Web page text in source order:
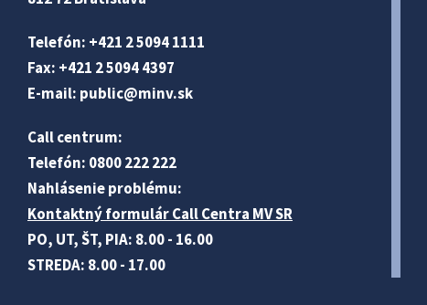
Telefón: +421 2 5094 1111
Fax: +421 2 5094 4397
E-mail: public@minv.sk
Call centrum:
Telefón: 0800 222 222
Nahlásenie problému:
Kontaktný formulár Call Centra MV SR
PO, UT, ŠT, PIA: 8.00 - 16.00
STREDA: 8.00 - 17.00